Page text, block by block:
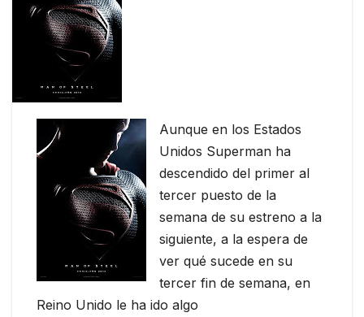
Aunque en los Estados
Unidos Superman ha
descendido del primer al
tercer puesto de la
semana de su estreno a la
siguiente, a la espera de
ver qué sucede en su
tercer fin de semana, en
Reino Unido le ha ido algo